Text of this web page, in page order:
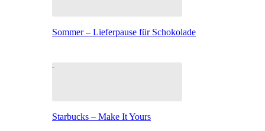
Sommer – Lieferpause für Schokolade
Starbucks – Make It Yours